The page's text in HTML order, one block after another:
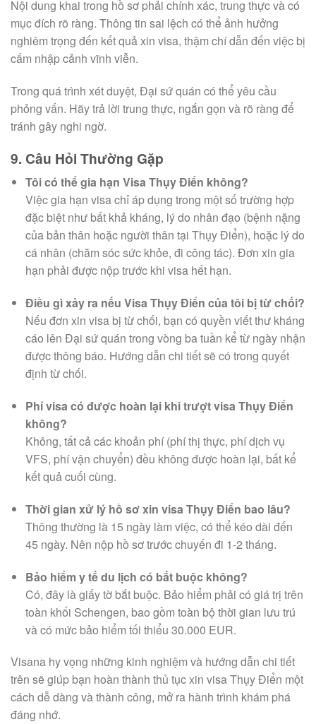
Nội dung khai trong hồ sơ phải chính xác, trung thực và có
mục đích rõ ràng. Thông tin sai lệch có thể ảnh hưởng
nghiêm trọng đến kết quả xin visa, thậm chí dẫn đến việc bị
cấm nhập cảnh vĩnh viễn.
Trong quá trình xét duyệt, Đại sứ quán có thể yêu cầu
phỏng vấn. Hãy trả lời trung thực, ngắn gọn và rõ ràng để
tránh gây nghi ngờ.
9. Câu Hỏi Thường Gặp
Tôi có thể gia hạn Visa Thụy Điển không?
Việc gia hạn visa chỉ áp dụng trong một số trường hợp
đặc biệt như bất khả kháng, lý do nhân đạo (bệnh nặng
của bản thân hoặc người thân tại Thụy Điển), hoặc lý do
cá nhân (chăm sóc sức khỏe, đi công tác). Đơn xin gia
hạn phải được nộp trước khi visa hết hạn.
Điều gì xảy ra nếu Visa Thụy Điển của tôi bị từ chối?
Nếu đơn xin visa bị từ chối, bạn có quyền viết thư kháng
cáo lên Đại sứ quán trong vòng ba tuần kể từ ngày nhận
được thông báo. Hướng dẫn chi tiết sẽ có trong quyết
định từ chối.
Phí visa có được hoàn lại khi trượt visa Thụy Điển
không?
Không, tất cả các khoản phí (phí thị thực, phí dịch vụ
VFS, phí vận chuyển) đều không được hoàn lại, bất kể
kết quả cuối cùng.
Thời gian xử lý hồ sơ xin visa Thụy Điển bao lâu?
Thông thường là 15 ngày làm việc, có thể kéo dài đến
45 ngày. Nên nộp hồ sơ trước chuyến đi 1-2 tháng.
Bảo hiểm y tế du lịch có bắt buộc không?
Có, đây là giấy tờ bắt buộc. Bảo hiểm phải có giá trị trên
toàn khối Schengen, bao gồm toàn bộ thời gian lưu trú
và có mức bảo hiểm tối thiểu 30.000 EUR.
Visana hy vọng những kinh nghiệm và hướng dẫn chi tiết
trên sẽ giúp bạn hoàn thành thủ tục xin visa Thụy Điển một
cách dễ dàng và thành công, mở ra hành trình khám phá
đáng nhớ.